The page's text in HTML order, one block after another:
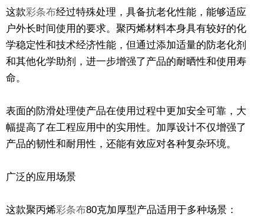
这款彩条布经过特殊处理，具备抗老化性能，能够适应
户外长时间使用的要求。聚丙烯材料本身具有较好的化
学稳定性和技术经济性能，但通过添加适量的防老化剂
和其他化学助剂，进一步增强了产品的耐晒性和使用寿
命。
表面的防滑处理使产品在使用过程中更加安全可靠，大
幅提高了在工程应用中的实用性。加厚设计不仅增强了
产品的韧性和耐用性，还能有效应对各种复杂环境。
广泛的应用场景
这款聚丙烯彩条布80克加厚型产品适用于多种场景：